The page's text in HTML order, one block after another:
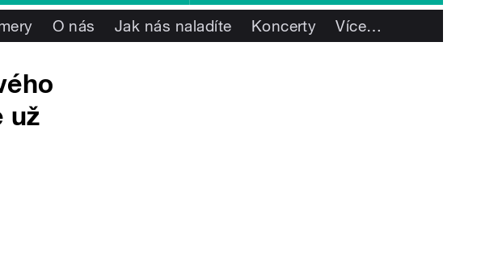
O nás Jak nás naladíte Koncerty Více…
už